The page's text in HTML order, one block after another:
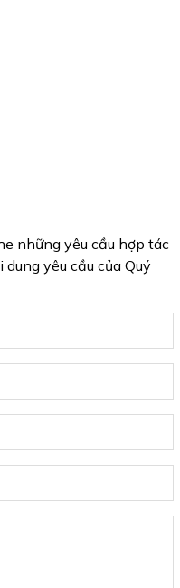
những yêu cầu hợp tác
yêu cầu của Quý